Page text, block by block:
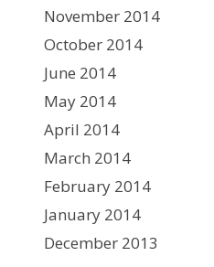
November 2014
October 2014
June 2014
May 2014
April 2014
March 2014
February 2014
January 2014
December 2013